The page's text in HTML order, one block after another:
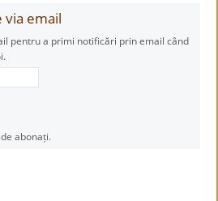
via email
pentru a primi notificări prin email când
abonați.